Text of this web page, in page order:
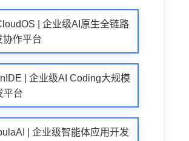
| 企业级AI原生全链路
协作平台
| 企业级AI Coding大规模
平台
| 企业级智能体应用开发